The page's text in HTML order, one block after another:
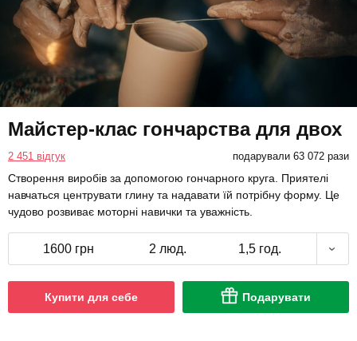
Майстер-клас гончарства для двох
2 451 відгук подарували 63 072 рази
Створення виробів за допомогою гончарного круга. Приятелі
навчаться центрувати глину та надавати їй потрібну форму. Це
чудово розвиває моторні навички та уважність.
1600 грн 2 люд. 1,5 год.
Купити для себе Подарувати